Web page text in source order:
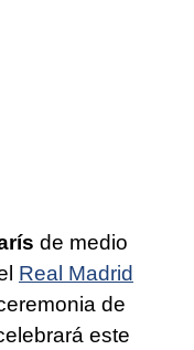
de medio
Real Madrid
de
este